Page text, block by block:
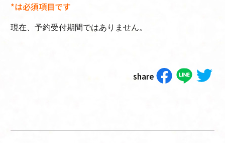
*は必須項目です
現在、予約受付期間ではありません。
share